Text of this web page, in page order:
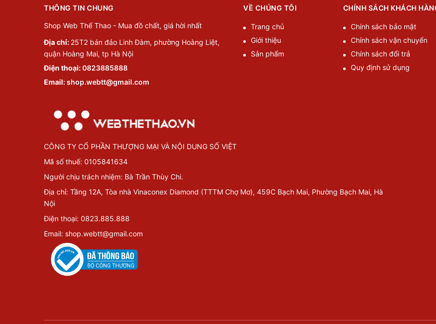
THÔNG TIN CHUNG
Shop Web Thể Thao - Mua đồ chất, giá hời nhất
Địa chỉ: 25T2 bán đảo Linh Đàm, phường Hoàng Liệt,
quận Hoàng Mai, tp Hà Nội
Điện thoại:0823885888
Email:shop.webtt@gmail.com
VỀ CHÚNG TÔI
Trang chủ
Giới thiệu
Sản phẩm
CHÍNH SÁCH KHÁCH
Chính sách bảo mật
Chính sách vận chuyển
Chính sách đổi trả
Quy định sử dụng
CÔNG TY CỔ PHẦN THƯỢNG MẠI VÀ NỘI DUNG SỐ VIỆT
Mã số thuế: 0105841634
Người chịu trách nhiệm: Bà Trần Thùy Chi.
Địa chỉ: Tầng 12A, Tòa nhà Vinaconex Diamond (TTTM Chợ Mơ), 459C Bạch Mai, Phường Bạch Mai, Hà
Nội
Điện thoại: 0823.885.888
Email: shop.webtt@gmail.com